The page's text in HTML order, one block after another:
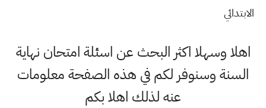
الابتدائي
اهلا وسهلا اكثر البحث عن اسئلة امتحان نهاية
السنة وسنوفر لكم في هذه الصفحة معلومات
عنه لذلك اهلا بكم